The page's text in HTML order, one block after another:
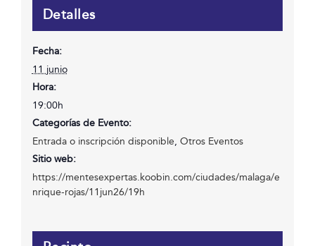
Detalles
Fecha:
11 junio
Hora:
19:00h
Categorías de Evento:
Entrada o inscripción disponible, Otros Eventos
Sitio web:
https://mentesexpertas.koobin.com/ciudades/malaga/e
nrique-rojas/11jun26/19h